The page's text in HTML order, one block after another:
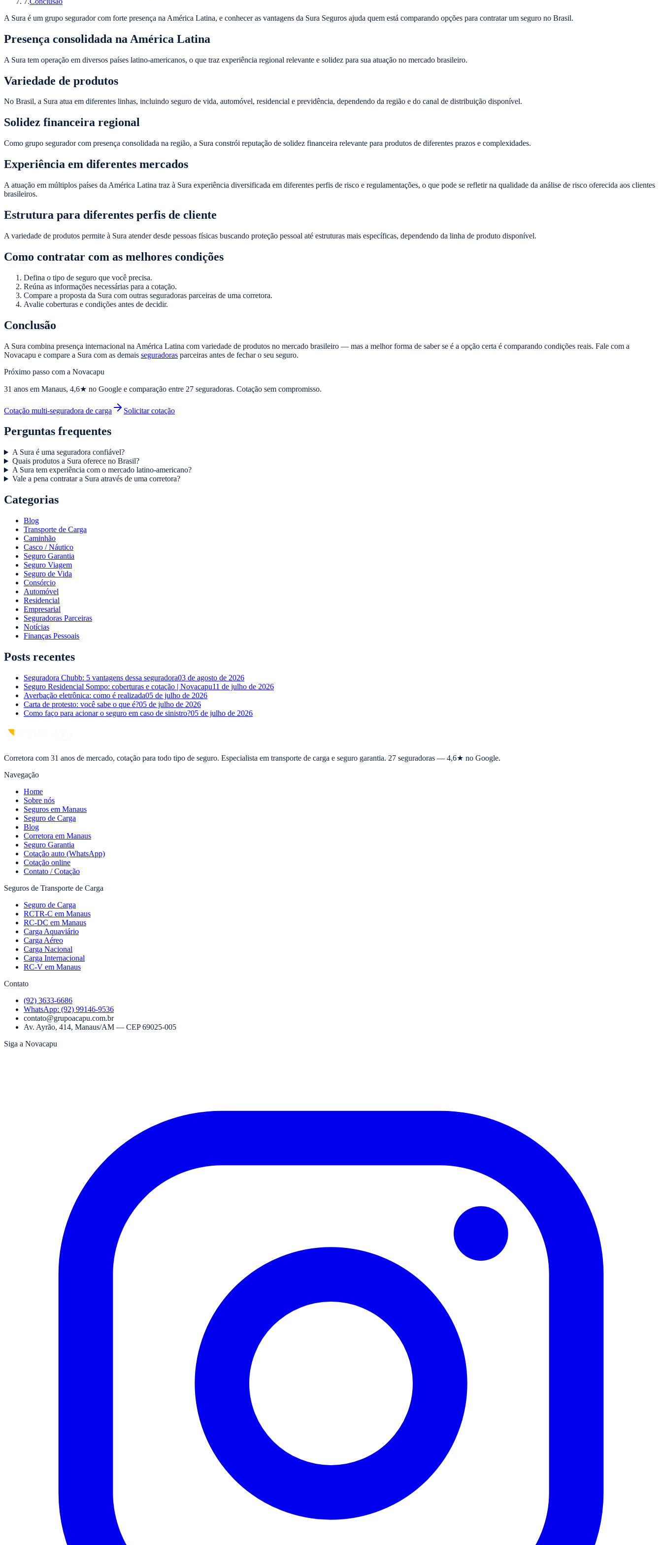
A Sura é um grupo segurador com forte presença na América Latina, e conhecer as vantagens da Sura Seguros ajuda quem está comparando opções para contratar um seguro no Brasil.
Presença consolidada na América Latina
A Sura tem operação em diversos países latino-americanos, o que traz experiência regional relevante e solidez para sua atuação no mercado brasileiro.
Variedade de produtos
No Brasil, a Sura atua em diferentes linhas, incluindo seguro de vida, automóvel, residencial e previdência, dependendo da região e do canal de distribuição disponível.
Solidez financeira regional
Como grupo segurador com presença consolidada na região, a Sura constrói reputação de solidez financeira relevante para produtos de diferentes prazos e complexidades.
Experiência em diferentes mercados
A atuação em múltiplos países da América Latina traz à Sura experiência diversificada em diferentes perfis de risco e regulamentações, o que pode se refletir na qualidade da análise de risco oferecida aos clientes
brasileiros.
Estrutura para diferentes perfis de cliente
A variedade de produtos permite à Sura atender desde pessoas físicas buscando proteção pessoal até estruturas mais específicas, dependendo da linha de produto disponível.
Como contratar com as melhores condições
Defina o tipo de seguro que você precisa.
Reúna as informações necessárias para a cotação.
Compare a proposta da Sura com outras seguradoras parceiras de uma corretora.
Avalie coberturas e condições antes de decidir.
Conclusão
A Sura combina presença internacional na América Latina com variedade de produtos no mercado brasileiro — mas a melhor forma de saber se é a opção certa é comparando condições reais. Fale com a
Novacapu e compare a Sura com as demais seguradoras parceiras antes de fechar o seu seguro.
Próximo passo com a Novacapu
31 anos em Manaus, 4,6★ no Google e comparação entre 27 seguradoras. Cotação sem compromisso.
Cotação multi-seguradora de carga Solicitar cotação
Perguntas frequentes
A Sura é uma seguradora confiável?
Quais produtos a Sura oferece no Brasil?
A Sura tem experiência com o mercado latino-americano?
Vale a pena contratar a Sura através de uma corretora?
Categorias
Blog
Transporte de Carga
Caminhão
Casco / Náutico
Seguro Garantia
Seguro Viagem
Seguro de Vida
Consórcio
Automóvel
Residencial
Empresarial
Seguradoras Parceiras
Notícias
Finanças Pessoais
Posts recentes
Seguradora Chubb: 5 vantagens dessa seguradora03 de agosto de 2026
Seguro Residencial Sompo: coberturas e cotação | Novacapu11 de julho de 2026
Averbação eletrônica: como é realizada05 de julho de 2026
Carta de protesto: você sabe o que é?05 de julho de 2026
Como faço para acionar o seguro em caso de sinistro?05 de julho de 2026
Corretora com 31 anos de mercado, cotação para todo tipo de seguro. Especialista em transporte de carga e seguro garantia. 27 seguradoras — 4,6★ no Google.
Navegação
Home
Sobre nós
Seguros em Manaus
Seguro de Carga
Blog
Corretora em Manaus
Seguro Garantia
Cotação auto (WhatsApp)
Cotação online
Contato / Cotação
Seguros de Transporte de Carga
Seguro de Carga
RCTR-C em Manaus
RC-DC em Manaus
Carga Aquaviário
Carga Aéreo
Carga Nacional
Carga Internacional
RC-V em Manaus
Contato
(92) 3633-6686
WhatsApp: (92) 99146-9536
contato@grupoacapu.com.br
Av. Ayrão, 414, Manaus/AM — CEP69025-005
Siga a Novacapu